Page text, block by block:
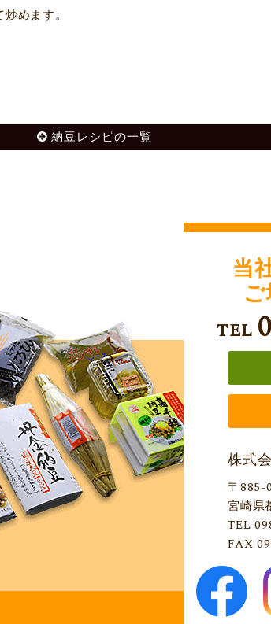
めます。
納豆レシピの一覧
当
TEL
株式
〒885-
宮崎県
TEL
FAX